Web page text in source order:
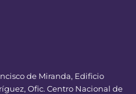
de Miranda, Edificio
Ofic. Centro Nacional de